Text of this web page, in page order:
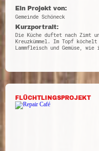
Ein Projekt von:
Gemeinde Schöneck
Kurzportrait:
Die Küche duftet nach Zimt
Kreuzkümmel. Im Topf
Lammfleisch und Gemüse,
FLÜCHTLINGSPROJEKT